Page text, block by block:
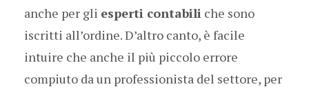
anche per gli esperti contabili che sono
iscritti all’ordine. D’altro canto, è facile
intuire che anche il più piccolo errore
compiuto da un professionista del settore, per